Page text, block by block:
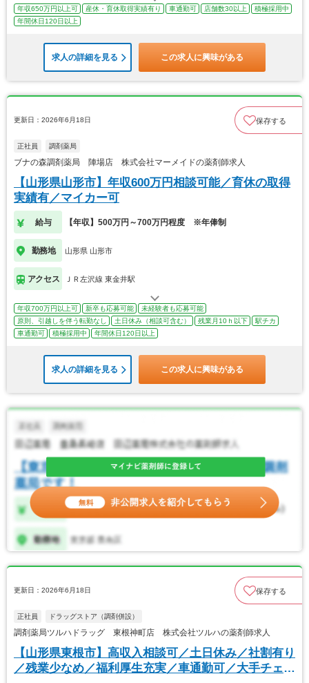
年収650万円以上可 産休・育休取得実績有り 車通勤可 店舗数30以上
積極採用中
年間休日120日以上
求人の詳細を見る この求人に興味がある
更新日：2026年6月18日 保存する
正社員 調剤薬局
ブナの森調剤薬局 陣場店 株式会社マーメイドの薬剤師求人
【山形県山形市】年収600万円相談可能／育休の取得
実績有／マイカー可
給与 【年収】500万円～700万円程度 ※年俸制
勤務地 山形県 山形市
アクセス ＪＲ左沢線 東金井駅
年収700万円以上可 新卒も応募可能
未経験者も応募可能
原則、引越しを伴う転勤なし
土日休み（相談可含む） 残業月10ｈ以下
駅チカ
車通勤可
積極採用中 年間休日120日以上
求人の詳細を見る この求人に興味がある
更新日：2026年6月18日 保存する
正社員 ドラッグストア（調剤併設）
調剤薬局ツルハドラッグ 東根神町店 株式会社ツルハの薬剤師求人
【山形県東根市】高収入相談可／土日休み／社割有り
／残業少なめ／福利厚生充実／車通勤可／大手チェー